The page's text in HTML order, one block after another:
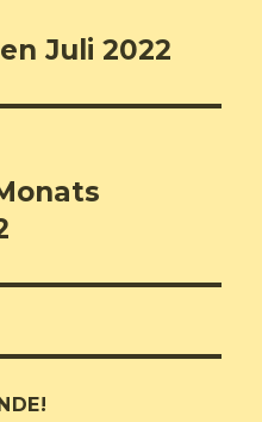
Juli 2022